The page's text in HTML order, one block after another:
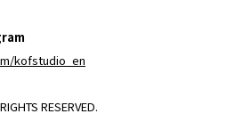
kofstudio_en
RESERVED.